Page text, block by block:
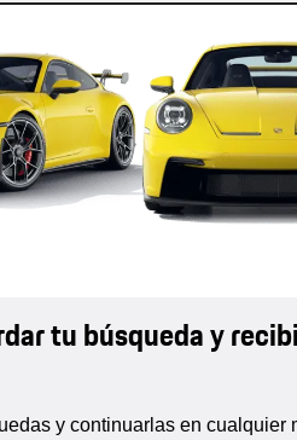
tu búsqueda y
y continuarlas en cualquier